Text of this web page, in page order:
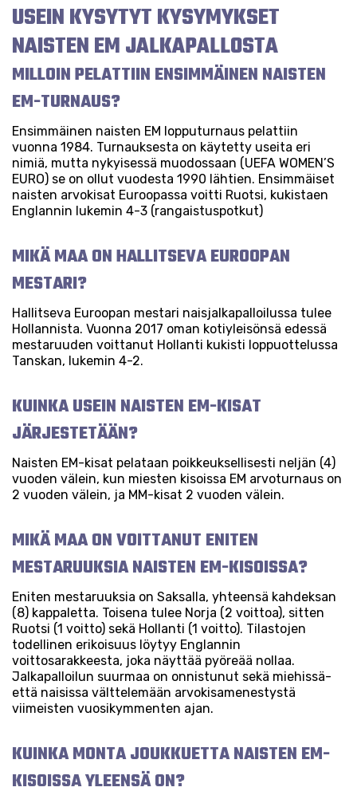
USEIN KYSYTYT KYSYMYKSET
NAISTEN EM JALKAPALLOSTA
MILLOIN PELATTIIN ENSIMMÄINEN NAISTEN
EM-TURNAUS?
Ensimmäinen naisten EM lopputurnaus pelattiin
vuonna 1984. Turnauksesta on käytetty useita eri
nimiä, mutta nykyisessä muodossaan (UEFA WOMEN’S
EURO) se on ollut vuodesta 1990 lähtien. Ensimmäiset
naisten arvokisat Euroopassa voitti Ruotsi, kukistaen
Englannin lukemin 4-3 (rangaistuspotkut)
MIKÄ MAA ON HALLITSEVA EUROOPAN
MESTARI?
Hallitseva Euroopan mestari naisjalkapalloilussa tulee
Hollannista. Vuonna 2017 oman kotiyleisönsä edessä
mestaruuden voittanut Hollanti kukisti loppuottelussa
Tanskan, lukemin 4-2.
KUINKA USEIN NAISTEN EM-KISAT
JÄRJESTETÄÄN?
Naisten EM-kisat pelataan poikkeuksellisesti neljän (4)
vuoden välein, kun miesten kisoissa EM arvoturnaus on
2 vuoden välein, ja MM-kisat 2 vuoden välein.
MIKÄ MAA ON VOITTANUT ENITEN
MESTARUUKSIA NAISTEN EM-KISOISSA?
Eniten mestaruuksia on Saksalla, yhteensä kahdeksan
(8) kappaletta. Toisena tulee Norja (2 voittoa), sitten
Ruotsi (1 voitto) sekä Hollanti (1 voitto). Tilastojen
todellinen erikoisuus löytyy Englannin
voittosarakkeesta, joka näyttää pyöreää nollaa.
Jalkapalloilun suurmaa on onnistunut sekä miehissä-
että naisissa välttelemään arvokisamenestystä
viimeisten vuosikymmenten ajan.
KUINKA MONTA JOUKKUETTA NAISTEN EM-
KISOISSA YLEENSÄ ON?